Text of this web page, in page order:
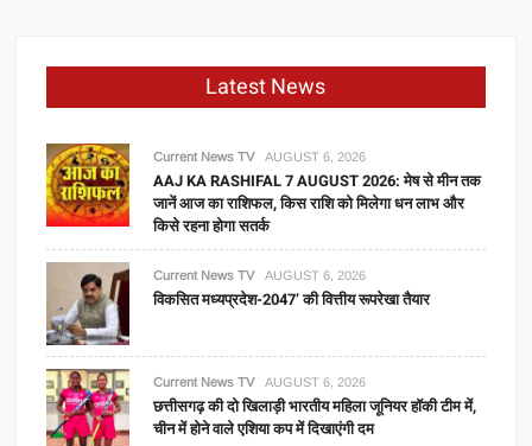
Latest News
Current News TV AUGUST 6, 2026
AAJ KA RASHIFAL 7 AUGUST 2026: मेष से मीन तक
जानें आज का राशिफल, किस राशि को मिलेगा धन लाभ और
किसे रहना होगा सतर्क
Current News TV AUGUST 6, 2026
विकसित मध्यप्रदेश-2047’ की वित्तीय रूपरेखा तैयार
Current News TV AUGUST 6, 2026
छत्तीसगढ़ की दो खिलाड़ी भारतीय महिला जूनियर हॉकी टीम में,
चीन में होने वाले एशिया कप में दिखाएंगी दम